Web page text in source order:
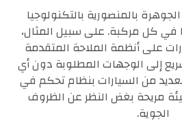
بالمنصورية بالتكنولوجيا
في كل مركبة. على سبيل المثال،
على أنظمة الملاحة المتقدمة
إلى الوجهات المطلوبة دون أي
من السيارات بنظام تحكم في
مريحة بغض النظر عن الظروف
الجوية.